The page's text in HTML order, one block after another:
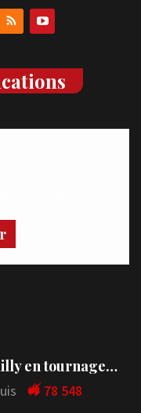
en tournage…
78 548